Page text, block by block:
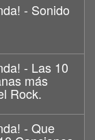
- Sonido
- Las 10
más
Rock.
- Que